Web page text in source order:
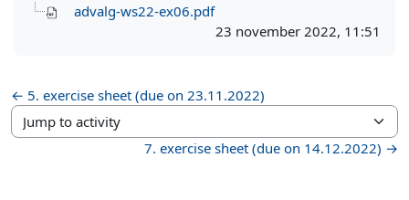
advalg-ws22-ex06.pdf
23 november 2022, 11:51
← 5. exercise sheet (due on 23.11.2022)
Jump to activity
7. exercise sheet (due on 14.12.2022) →